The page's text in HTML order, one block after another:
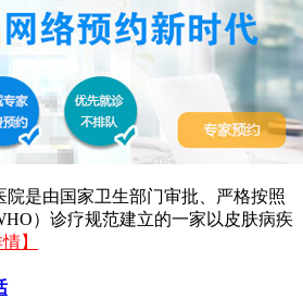
院是由国家卫生部门审批、严格按照
）诊疗规范建立的一家以皮肤病疾
情】